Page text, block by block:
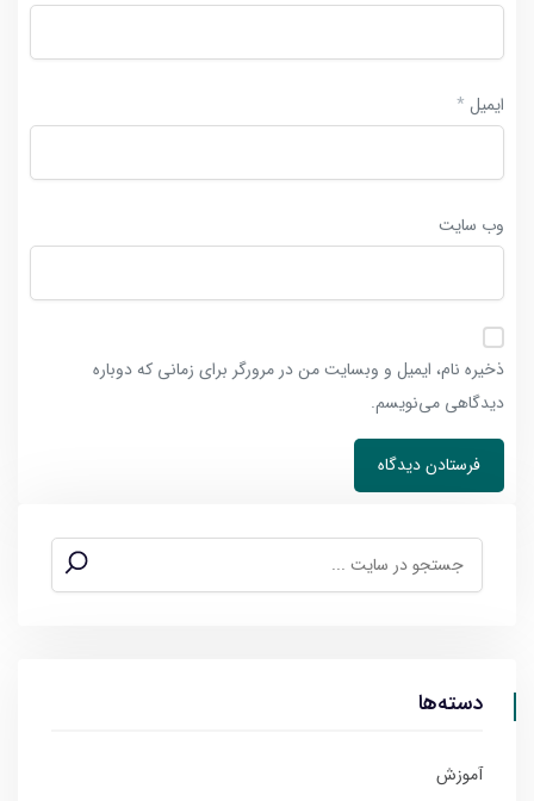
ایمیل *
وب‌ سایت
ذخیره نام، ایمیل و وبسایت من در مرورگر برای زمانی که دوباره
دیدگاهی می‌نویسم.
دسته‌ها
آموزش